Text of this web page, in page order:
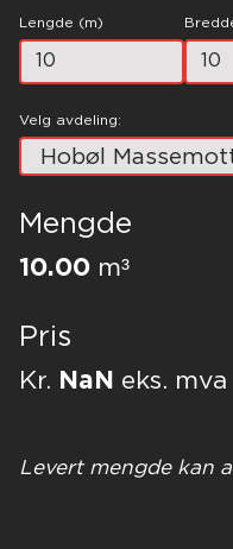
Lengde (m)
Velg avdeling:
Mengde
10.00 m³
Pris
Kr. NaN eks. mva
Levert mengde kan